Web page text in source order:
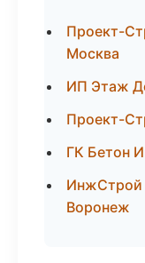
Проект-
Москва
ИП Этаж
Проект-
ГК Бетон
Воронеж